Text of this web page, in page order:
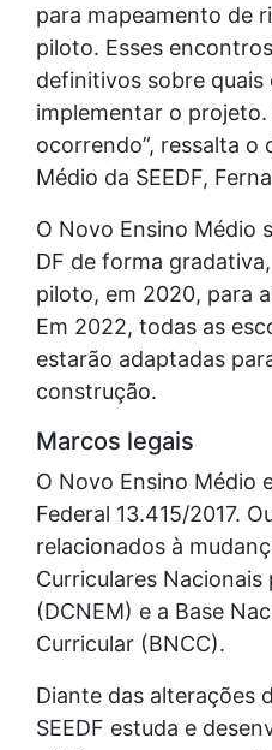
para mapeamento de
piloto. Esses
definitivos sobre quais
implementar o
ocorrendo”, ressalta o
Médio da SEEDF,
O Novo Ensino Médio
DF de forma
piloto, em 2020, para
Em 2022, todas as
estarão adaptadas
construção.
Marcos legais
O Novo Ensino Médio
Federal 13.415/2017.
relacionados à
Curriculares Nacionais
(DCNEM) e a Base
Curricular (BNCC).
Diante das alterações
SEEDF estuda e